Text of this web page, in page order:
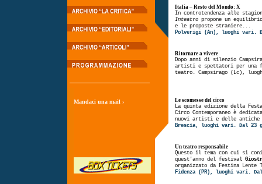
Mandaci una mail ›
Italia – Resto del Mondo: X
In controtendenza alle
Inteatro propone un
e le proposte straniere...
Polverigi (An), luoghi
Ritornare a vivere
Dopo anni di silenzio
artisti e spettatori per una
teatro. Campsirago (Lc),
Le scomesse del circo
La quinta edizione della
Circo Contemporaneo è
nuovi artisti e delle
Brescia, luoghi vari. Dal
Un teatro responsabile
Questo il tema con cui si
quest'anno del festival
organizzato da Festina Lente
Fidenza (PR), luoghi vari.